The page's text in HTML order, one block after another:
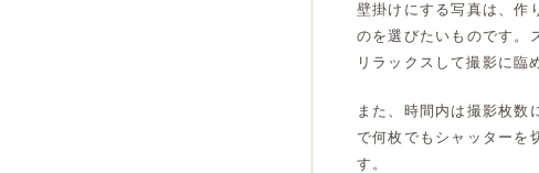
壁掛けにする写真は、作
のを選びたいものです。
リラックスして撮影に臨
また、時間内は撮影枚数
で何枚でもシャッターを
す。